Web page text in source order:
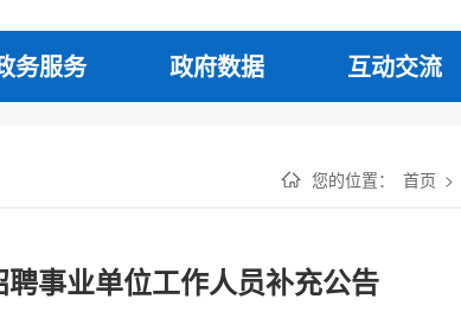
务服务 政府数据 互动交流
您的位置： 首页 >
事业单位工作人员补充公告